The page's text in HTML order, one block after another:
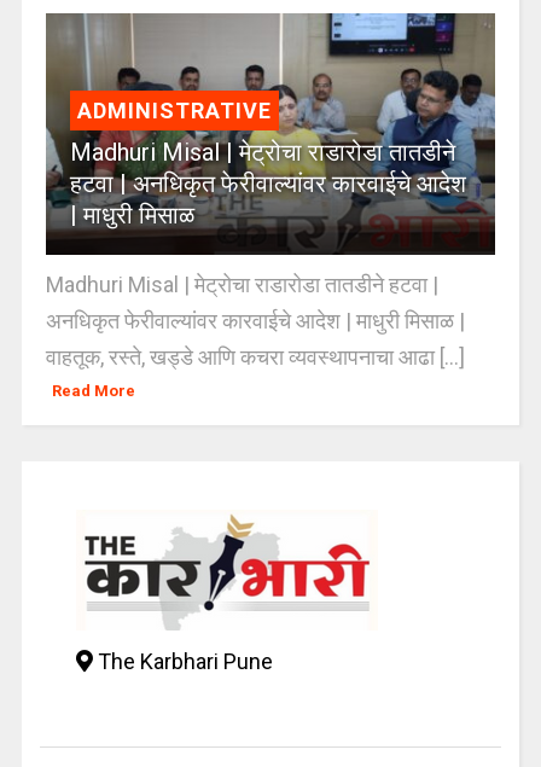
ADMINISTRATIVE
Madhuri Misal | मेट्रोचा राडारोडा तातडीने
हटवा | अनधिकृत फेरीवाल्यांवर कारवाईचे आदेश
| माधुरी मिसाळ
Madhuri Misal | मेट्रोचा राडारोडा तातडीने हटवा |
अनधिकृत फेरीवाल्यांवर कारवाईचे आदेश | माधुरी मिसाळ |
वाहतूक, रस्ते, खड्डे आणि कचरा व्यवस्थापनाचा आढा [...]
Read More
The Karbhari Pune